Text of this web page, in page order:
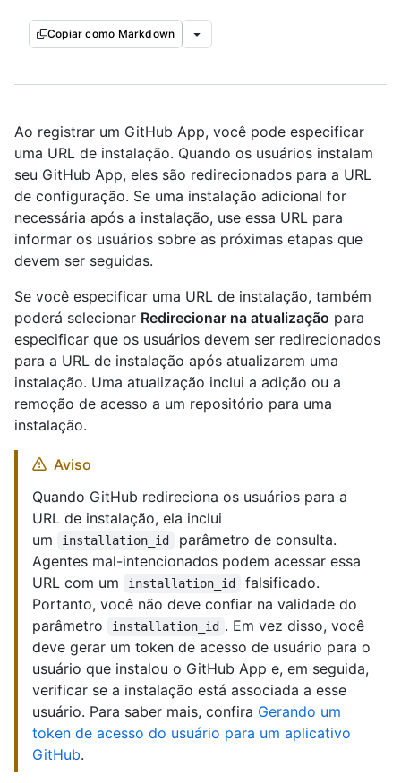
Copiar como Markdown
Ao registrar um GitHub App, você pode especificar
uma URL de instalação. Quando os usuários instalam
seu GitHub App, eles são redirecionados para a URL
de configuração. Se uma instalação adicional for
necessária após a instalação, use essa URL para
informar os usuários sobre as próximas etapas que
devem ser seguidas.
Se você especificar uma URL de instalação, também
poderá selecionar Redirecionar na atualização para
especificar que os usuários devem ser redirecionados
para a URL de instalação após atualizarem uma
instalação. Uma atualização inclui a adição ou a
remoção de acesso a um repositório para uma
instalação.
Aviso
Quando GitHub redireciona os usuários para a
URL de instalação, ela inclui
um
installation_id
parâmetro de consulta.
Agentes mal-intencionados podem acessar essa
URL com um
installation_id
falsificado.
Portanto, você não deve confiar na validade do
parâmetro
installation_id . Em vez disso, você
deve gerar um token de acesso de usuário para o
usuário que instalou o GitHub App e, em seguida,
verificar se a instalação está associada a esse
usuário. Para saber mais, confira Gerando um
token de acesso do usuário para um aplicativo
GitHub.